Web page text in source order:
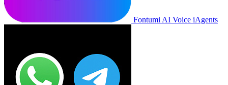
Fontumi AI Voice iAgents